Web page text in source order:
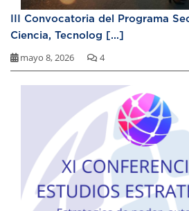
III Convocatoria del Programa
Ciencia, Tecnolog [...]
mayo 8, 2026 4